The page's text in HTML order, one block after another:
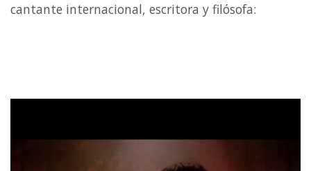
cantante internacional, escritora y filósofa: